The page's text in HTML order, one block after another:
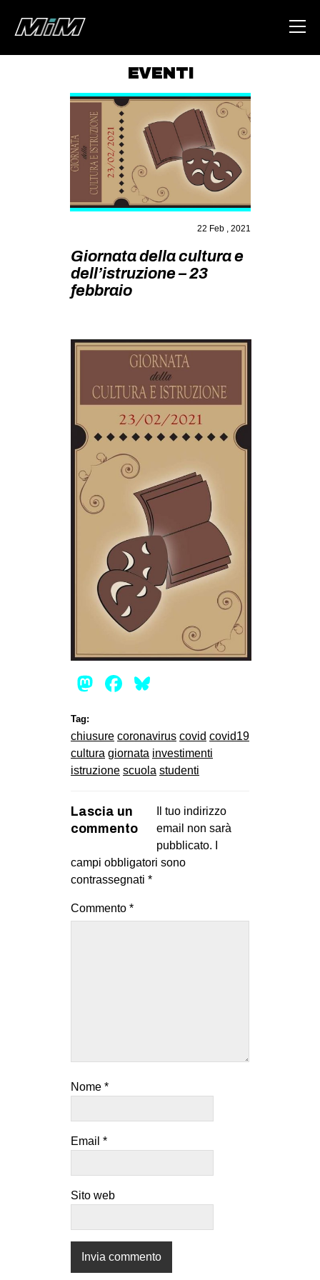
ABOUT
AREA
DEGENERAZIONE
GAZA FREESTYLE
CSOA LAMBRETTA
MSM
STUDENTI TSUNAMI
MOBILITAZIONI
SPAZI
SPORT POPOLARE
MOVIMENTI
AMBIENTE
ANTIFASCISMO
DIRITTO ALL’ABITARE
GENERI
MIGRAZIONI
PRECARIATO
REPRESSIONE
STUDENTI
CULTURE
ARTE
MUSICA
RECENSIONI
INTERNAZIONALE
AFRICA
AMERICHE
ESTREMO ORIENTE
EVENTI
22 Feb , 2021
Giornata della cultura e
dell’istruzione – 23
febbraio
Mastodon
Facebook
Tag:
chiusure coronavirus covid covid19
cultura giornata investimenti
istruzione scuola studenti
Lascia un
commento
Il tuo indirizzo
email non sarà
pubblicato.
campi obbligatori sono
contrassegnati *
Commento *
Nome *
Email *
Sito web